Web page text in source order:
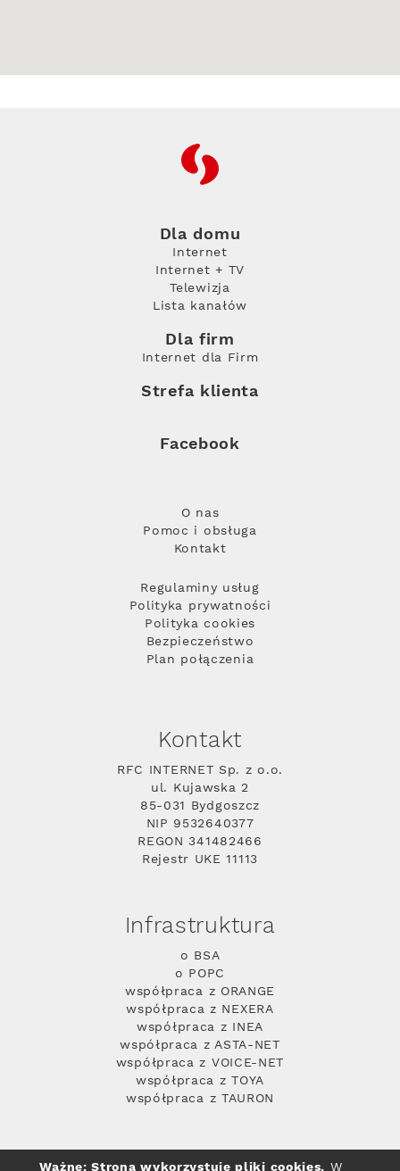
RFC
Dla domu
Internet
Internet + TV
Telewizja
Lista kanałów
Dla firm
Internet dla Firm
Strefa klienta
Facebook
O nas
Pomoc i obsługa
Kontakt
Regulaminy usług
Polityka prywatności
Polityka cookies
Bezpieczeństwo
Plan połączenia
Kontakt
RFC INTERNET Sp. z o.o.
ul. Kujawska 2
85-031 Bydgoszcz
NIP 9532640377
REGON 341482466
Rejestr UKE 11113
Infrastruktura
o BSA
o POPC
współpraca z ORANGE
współpraca z NEXERA
współpraca z INEA
współpraca z ASTA-NET
współpraca z VOICE-NET
współpraca z TOYA
współpraca z TAURON
Ważne: Strona wykorzystuje pliki cookies. W